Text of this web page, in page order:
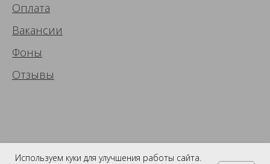
Используем куки для улучшения работы сайта.
Оплата
Вакансии
Фоны
Отзывы